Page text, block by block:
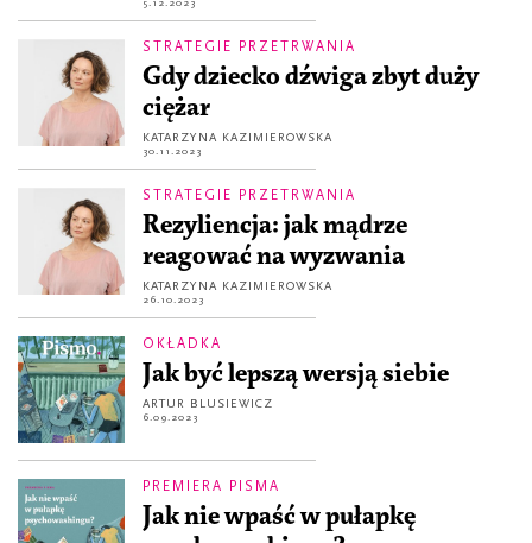
STRATEGIE PRZETRWANIA
Gdy dziecko dźwiga zbyt duży
ciężar
KATARZYNA KAZIMIEROWSKA
30.11.2023
STRATEGIE PRZETRWANIA
Rezyliencja: jak mądrze
reagować na wyzwania
KATARZYNA KAZIMIEROWSKA
26.10.2023
OKŁADKA
Jak być lepszą wersją siebie
ARTUR BLUSIEWICZ
6.09.2023
PREMIERA PISMA
Jak nie wpaść w pułapkę